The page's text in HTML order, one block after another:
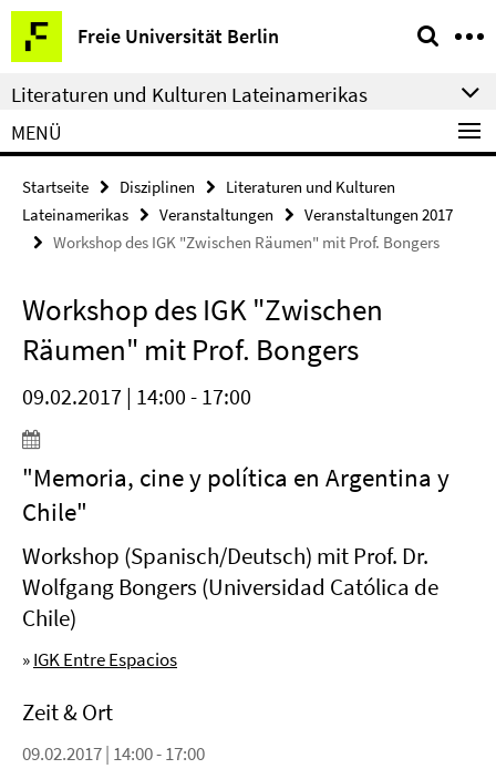
Springe
direkt
zu
Inhalt
Freie Universität Berlin
Service-
Navigation
Literaturen und Kulturen Lateinamerikas
MENÜ
Startseite Disziplinen
Literaturen und Kulturen
Lateinamerikas
Veranstaltungen
Veranstaltungen 2017
Workshop des IGK "Zwischen Räumen" mit Prof. Bongers
Workshop des IGK "Zwischen
Räumen" mit Prof. Bongers
09.02.2017 | 14:00 - 17:00
"Memoria, cine y política en Argentina y
Chile"
Workshop (Spanisch/Deutsch) mit Prof. Dr.
Wolfgang Bongers (Universidad Católica de
Chile)
»IGK Entre Espacios
Zeit & Ort
09.02.2017 | 14:00 - 17:00